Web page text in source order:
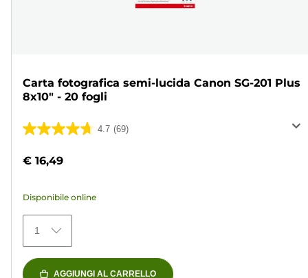
Carta fotografica semi-lucida Canon SG-201 Plus
8x10" - 20 fogli
4.7 (69)
4.7
5
69
recensioni
€ 16,49
Disponibile online
1
AGGIUNGI AL CARRELLO